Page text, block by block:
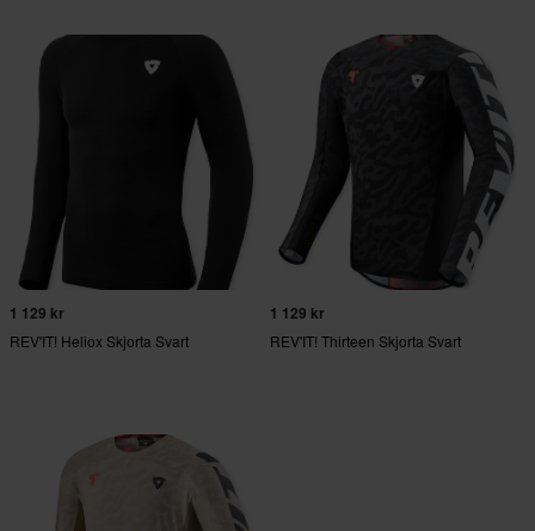
1 129 kr
REV'IT! Heliox Skjorta Svart
1 129 kr
REV'IT! Thirteen Skjorta Svart